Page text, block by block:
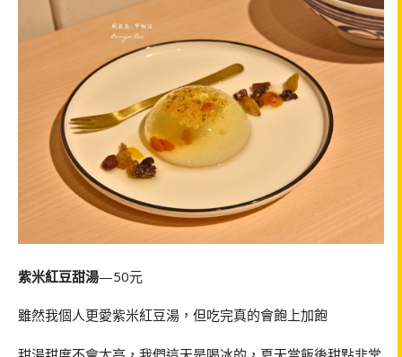
紫米紅豆甜湯—50元
雖然我個人更愛紫米紅豆湯，但吃完真的會飽上加飽